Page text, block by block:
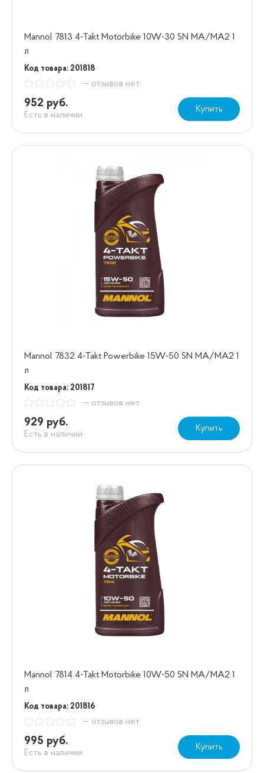
Mannol 7813 4-Takt Motorbike 10W-30 SN МА/МА2 1
л
Код товара: 201818
— отзывов нет
952 руб.
Есть в наличии
Купить
Mannol 7832 4-Takt Powerbike 15W-50 SN МА/МА2 1
л
Код товара: 201817
— отзывов нет
929 руб.
Есть в наличии
Купить
Mannol 7814 4-Takt Motorbike 10W-50 SN МА/МА2 1
л
Код товара: 201816
— отзывов нет
995 руб.
Есть в наличии
Купить